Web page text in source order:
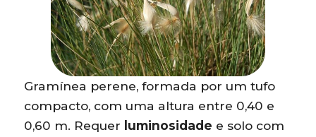
Gramínea perene, formada por um tufo
compacto, com uma altura entre 0,40 e
0,60 m. Requer luminosidade e solo com